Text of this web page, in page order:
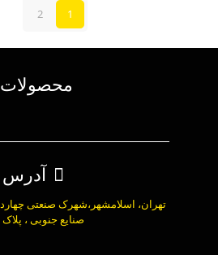
1
2
محصولات
آدرس
صنایع جنوبی ، پلاک 30